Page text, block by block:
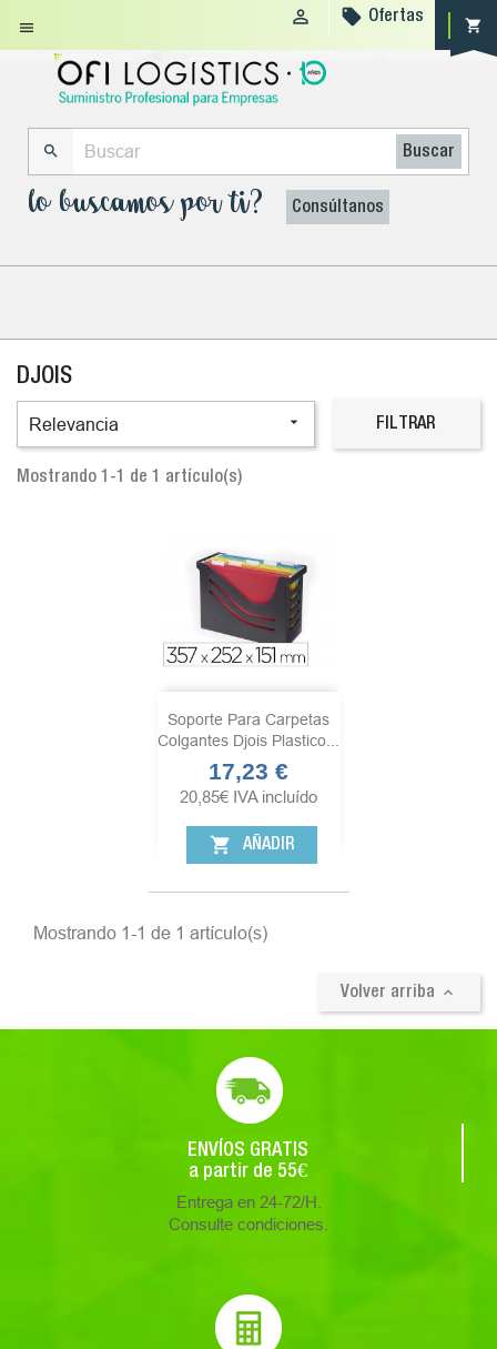
 shopping_cart
  Ofertas
 Buscar
lo buscamos por ti? Consúltanos
DJOIS
Relevancia  FILTRAR
Mostrando 1-1 de 1 artículo(s)
Soporte Para Carpetas
Colgantes Djois Plastico...
Precio
17,23 €
20,85€ IVA incluído
shopping_cart AÑADIR
Mostrando 1-1 de 1 artículo(s)
Volver arriba 
ENVÍOS GRATIS
a partir de 55€
Entrega en 24-72/H.
Consulte condiciones.